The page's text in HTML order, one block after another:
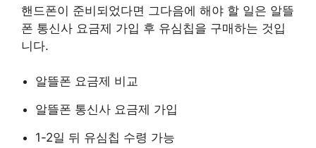
핸드폰이 준비되었다면 그다음에 해야 할 일은 알뜰
폰 통신사 요금제 가입 후 유심칩을 구매하는 것입
니다.
알뜰폰 요금제 비교
알뜰폰 통신사 요금제 가입
1-2일 뒤 유심칩 수령 가능